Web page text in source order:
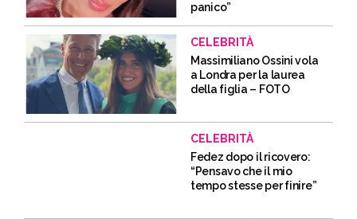
panico”
CELEBRITÀ
Massimiliano Ossini vola
a Londra per la laurea
della figlia – FOTO
CELEBRITÀ
Fedez dopo il ricovero:
“Pensavo che il mio
tempo stesse per finire”